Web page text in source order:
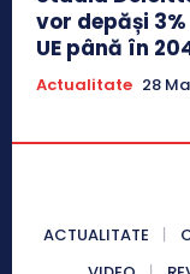
vor depăși
UE până în
Actualitate 28
ACTUALITATE